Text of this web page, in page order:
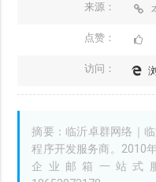
来源：
点赞：
访问：
摘要：临沂卓群网络｜
程序开发服务商。2010
企业邮箱一站式